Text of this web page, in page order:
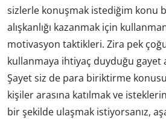
sizlerle konuşmak istediğim konu
alışkanlığı kazanmak için
motivasyon taktikleri. Zira pek
kullanmaya ihtiyaç duyduğu gayet
Şayet siz de para biriktirme
kişiler arasına katılmak ve
bir şekilde ulaşmak istiyorsanız,